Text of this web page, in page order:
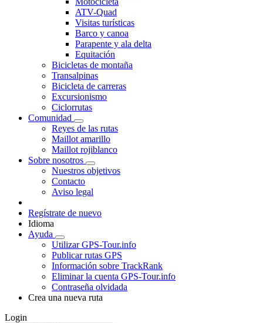
ATV-Quad
Visitas turísticas
Barco y canoa
Parapente y ala delta
Equitación
Bicicletas de montaña
Transalpinas
Bicicleta de carreras
Excursionismo
Ciclorrutas
Comunidad
Reyes de las rutas
Maillot amarillo
Maillot rojiblanco
Sobre nosotros
Nuestros objetivos
Contacto
Aviso legal
Regístrate de nuevo
Idioma
Ayuda
Utilizar GPS-Tour.info
Publicar rutas GPS
Información sobre TrackRank
Eliminar la cuenta GPS-Tour.info
Contraseña olvidada
Crea una nueva ruta
Login